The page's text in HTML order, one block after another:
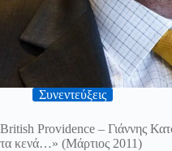
Συνεντεύξεις
British Providence – Γιάννης
τα κενά…» (Μάρτιος 2011)